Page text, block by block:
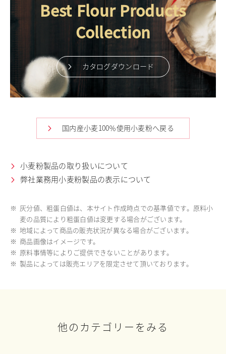
Best Flour Products
Collection
カタログダウンロード
国内産小麦100％使用小麦粉へ戻る
小麦粉製品の取り扱いについて
弊社業務用小麦粉製品の表示について
※ 灰分値、粗蛋白値は、本サイト作成時点での基準値です。原料小
麦の品質により粗蛋白値は変更する場合がございます。
※ 地域によって商品の販売状況が異なる場合がございます。
※ 商品画像はイメージです。
※ 原料事情等によりご提供できないことがあります。
※ 製品によっては販売エリアを限定させて頂いております。
他のカテゴリーをみる